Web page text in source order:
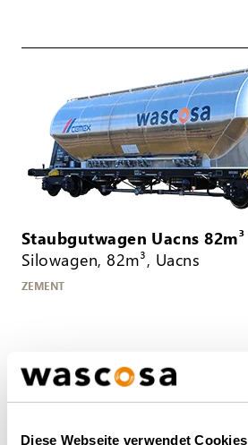
Diese Webseite verwendet Cookies
Staubgutwagen Uacns 82m³
Silowagen, 82m³, Uacns
ZEMENT